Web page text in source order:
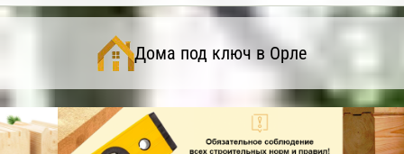
Дома под ключ в Орле